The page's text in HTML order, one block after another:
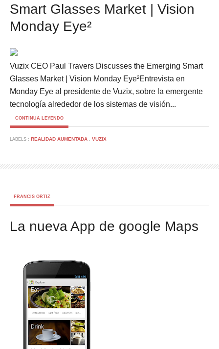
Smart Glasses Market | Vision
Monday Eye²
Vuzix CEO Paul Travers Discusses the Emerging Smart
Glasses Market | Vision Monday Eye²Entrevista en
Monday Eye al presidente de Vuzix, sobre la emergente
tecnología alrededor de los sistemas de visión...
CONTINUA LEYENDO
LABELS : REALIDAD AUMENTADA , VUZIX
FRANCIS ORTIZ
La nueva App de google Maps